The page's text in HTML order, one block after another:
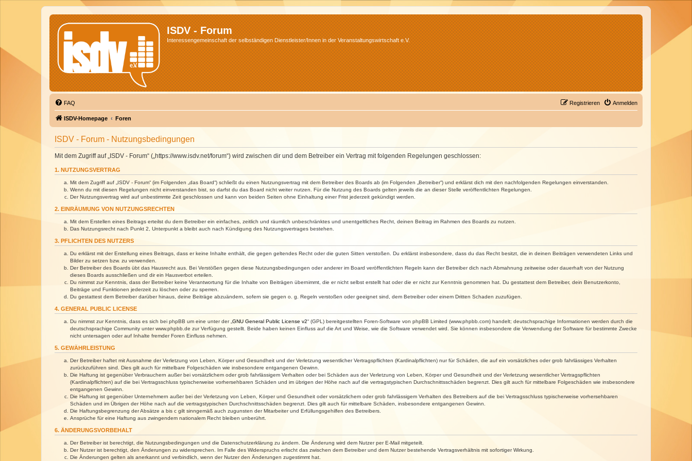
ISDV - Forum
Interessengemeinschaft der selbständigen Dienstleister/Innen in der Veranstaltungswirtschaft e.V.
FAQ Anmelden
Registrieren
ISDV-Homepage Foren
ISDV - Forum - Nutzungsbedingungen
Mit dem Zugriff auf „ISDV - Forum“ („https://www.isdv.net/forum“) wird zwischen dir und dem Betreiber ein Vertrag mit folgenden Regelungen geschlossen:
1. NUTZUNGSVERTRAG
Mit dem Zugriff auf „ISDV - Forum“ (im Folgenden „das Board“) schließt du einen Nutzungsvertrag mit dem Betreiber des Boards ab (im Folgenden „Betreiber“) und erklärst dich mit den nachfolgenden Regelungen einverstanden.
Wenn du mit diesen Regelungen nicht einverstanden bist, so darfst du das Board nicht weiter nutzen. Für die Nutzung des Boards gelten jeweils die an dieser Stelle veröffentlichten Regelungen.
Der Nutzungsvertrag wird auf unbestimmte Zeit geschlossen und kann von beiden Seiten ohne Einhaltung einer Frist jederzeit gekündigt werden.
2. EINRÄUMUNG VON NUTZUNGSRECHTEN
Mit dem Erstellen eines Beitrags erteilst du dem Betreiber ein einfaches, zeitlich und räumlich unbeschränktes und unentgeltliches Recht, deinen Beitrag im Rahmen des Boards zu nutzen.
Das Nutzungsrecht nach Punkt 2, Unterpunkt a bleibt auch nach Kündigung des Nutzungsvertrages bestehen.
3. PFLICHTEN DES NUTZERS
Du erklärst mit der Erstellung eines Beitrags, dass er keine Inhalte enthält, die gegen geltendes Recht oder die guten Sitten verstoßen. Du erklärst insbesondere, dass du das Recht besitzt, die in deinen Beiträgen verwendeten Links und
Bilder zu setzen bzw. zu verwenden.
Der Betreiber des Boards übt das Hausrecht aus. Bei Verstößen gegen diese Nutzungsbedingungen oder anderer im Board veröffentlichten Regeln kann der Betreiber dich nach Abmahnung zeitweise oder dauerhaft von der Nutzung
dieses Boards ausschließen und dir ein Hausverbot erteilen.
Du nimmst zur Kenntnis, dass der Betreiber keine Verantwortung für die Inhalte von Beiträgen übernimmt, die er nicht selbst erstellt hat oder die er nicht zur Kenntnis genommen hat. Du gestattest dem Betreiber, dein Benutzerkonto,
Beiträge und Funktionen jederzeit zu löschen oder zu sperren.
Du gestattest dem Betreiber darüber hinaus, deine Beiträge abzuändern, sofern sie gegen o. g. Regeln verstoßen oder geeignet sind, dem Betreiber oder einem Dritten Schaden zuzufügen.
4. GENERAL PUBLIC LICENSE
Du nimmst zur Kenntnis, dass es sich bei phpBB um eine unter der „ GNU General Public License v2“ (GPL) bereitgestellten Foren-Software von phpBB Limited (www.phpbb.com) handelt; deutschsprachige Informationen werden durch die
deutschsprachige Community unter www.phpbb.de zur Verfügung gestellt. Beide haben keinen Einfluss auf die Art und Weise, wie die Software verwendet wird. Sie können insbesondere die Verwendung der Software für bestimmte Zwecke
nicht untersagen oder auf Inhalte fremder Foren Einfluss nehmen.
5. GEWÄHRLEISTUNG
Der Betreiber haftet mit Ausnahme der Verletzung von Leben, Körper und Gesundheit und der Verletzung wesentlicher Vertragspflichten (Kardinalpflichten) nur für Schäden, die auf ein vorsätzliches oder grob fahrlässiges Verhalten
zurückzuführen sind. Dies gilt auch für mittelbare Folgeschäden wie insbesondere entgangenen Gewinn.
Die Haftung ist gegenüber Verbrauchern außer bei vorsätzlichem oder grob fahrlässigem Verhalten oder bei Schäden aus der Verletzung von Leben, Körper und Gesundheit und der Verletzung wesentlicher Vertragspflichten
(Kardinalpflichten) auf die bei Vertragsschluss typischerweise vorhersehbaren Schäden und im übrigen der Höhe nach auf die vertragstypischen Durchschnittsschäden begrenzt. Dies gilt auch für mittelbare Folgeschäden wie insbesondere
entgangenen Gewinn.
Die Haftung ist gegenüber Unternehmern außer bei der Verletzung von Leben, Körper und Gesundheit oder vorsätzlichem oder grob fahrlässigem Verhalten des Betreibers auf die bei Vertragsschluss typischerweise vorhersehbaren
Schäden und im Übrigen der Höhe nach auf die vertragstypischen Durchschnittsschäden begrenzt. Dies gilt auch für mittelbare Schäden, insbesondere entgangenen Gewinn.
Die Haftungsbegrenzung der Absätze a bis c gilt sinngemäß auch zugunsten der Mitarbeiter und Erfüllungsgehilfen des Betreibers.
Ansprüche für eine Haftung aus zwingendem nationalem Recht bleiben unberührt.
6. ÄNDERUNGSVORBEHALT
Der Betreiber ist berechtigt, die Nutzungsbedingungen und die Datenschutzerklärung zu ändern. Die Änderung wird dem Nutzer per E-Mail mitgeteilt.
Der Nutzer ist berechtigt, den Änderungen zu widersprechen. Im Falle des Widerspruchs erlischt das zwischen dem Betreiber und dem Nutzer bestehende Vertragsverhältnis mit sofortiger Wirkung.
Die Änderungen gelten als anerkannt und verbindlich, wenn der Nutzer den Änderungen zugestimmt hat.